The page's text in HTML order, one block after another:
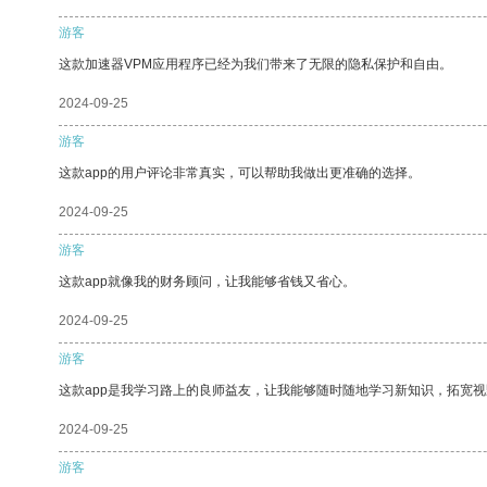
游客
这款加速器VPM应用程序已经为我们带来了无限的隐私保护和自由。
2024-09-25
游客
这款app的用户评论非常真实，可以帮助我做出更准确的选择。
2024-09-25
游客
这款app就像我的财务顾问，让我能够省钱又省心。
2024-09-25
游客
这款app是我学习路上的良师益友，让我能够随时随地学习新知识，拓宽
2024-09-25
游客